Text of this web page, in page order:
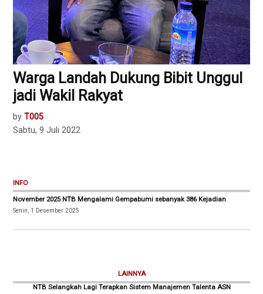
Warga Landah Dukung Bibit Unggul
jadi Wakil Rakyat
by T005
Sabtu, 9 Juli 2022
INFO
November 2025 NTB Mengalami Gempabumi sebanyak 386 Kejadian
Senin, 1 Desember 2025
LAINNYA
NTB Selangkah Lagi Terapkan Sistem Manajemen Talenta ASN